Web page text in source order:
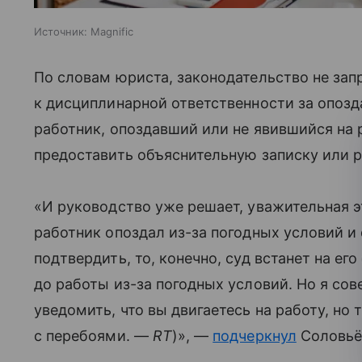
Источник: Magnific
По словам юриста, законодательство не
к дисциплинарной ответственности за
работник, опоздавший или не явившийся на
предоставить объяснительную записку или
«И руководство уже решает, уважительная
работник опоздал из-за погодных условий
подтвердить, то, конечно, суд встанет на
до работы из-за погодных условий. Но я
уведомить, что вы двигаетесь на работу, но
с перебоями. — RT)», — подчеркнул